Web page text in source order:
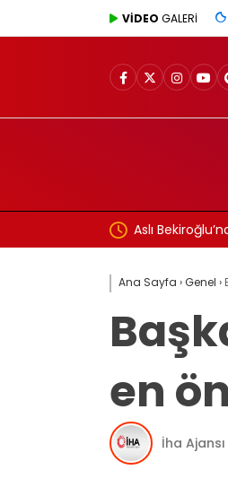
VİDEO GALERİ
Aslı
Ana Sayfa ›Genel ›
en
İha Ajansı